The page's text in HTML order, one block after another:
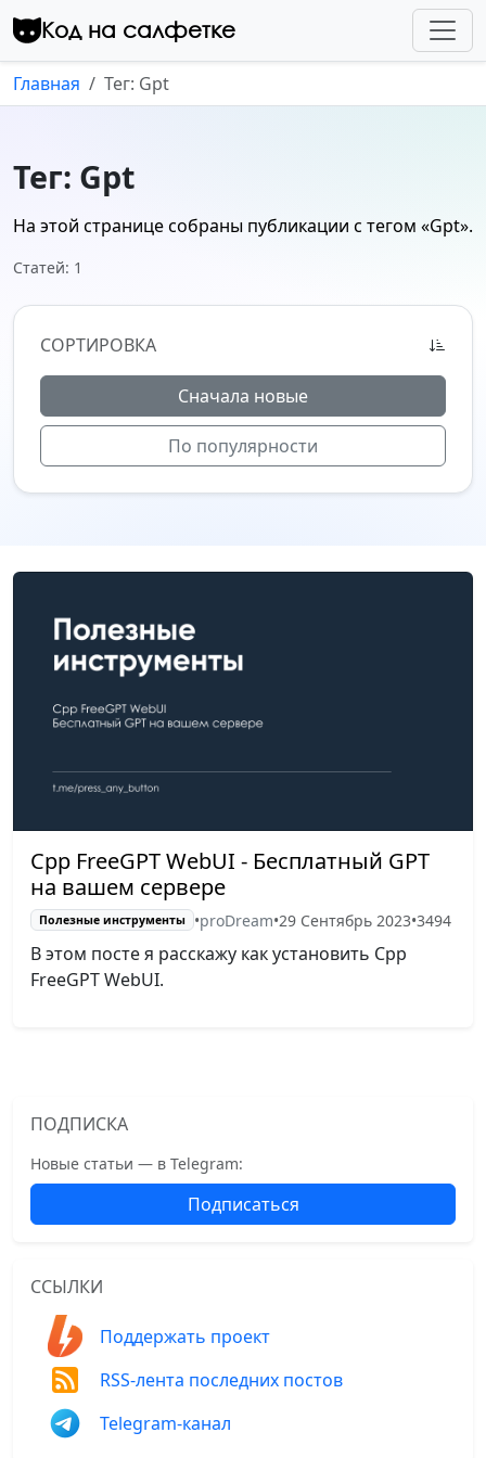
Перейти к контенту
Код на салфетке
Главная Тег: Gpt
Тег: Gpt
На этой странице собраны публикации с тегом «Gpt».
Статей: 1
СОРТИРОВКА
Сначала новые
По популярности
Cpp FreeGPT WebUI - Бесплатный GPT
на вашем сервере
Полезные инструменты •proDream•29 Сентябрь 2023•3494
В этом посте я расскажу как установить Cpp
FreeGPT WebUI.
ПОДПИСКА
Новые статьи — в Telegram:
Подписаться
ССЫЛКИ
Поддержать проект
RSS-лента последних постов
Telegram-канал